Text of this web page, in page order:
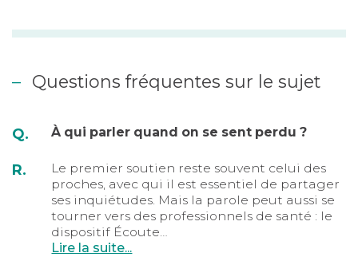
Questions fréquentes sur le sujet
Q. À qui parler quand on se sent perdu ?
R.
Le premier soutien reste souvent celui des
proches, avec qui il est essentiel de partager
ses inquiétudes. Mais la parole peut aussi se
tourner vers des professionnels de santé : le
dispositif Écoute…
Lire la suite...